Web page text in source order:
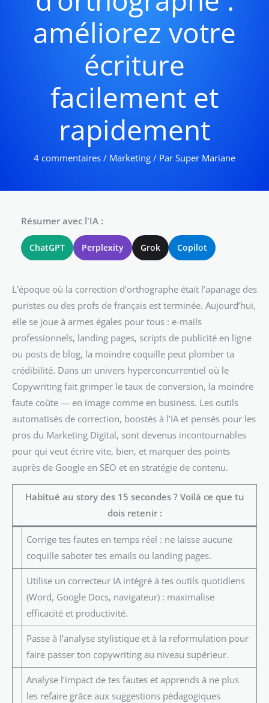
améliorez votre
écriture
facilement et
rapidement
4 commentaires / Marketing / Par Super Mariane
Résumer avec l'IA :
ChatGPT Perplexity Grok Copilot
L’époque où la correction d’orthographe était l’apanage des
puristes ou des profs de français est terminée. Aujourd’hui,
elle se joue à armes égales pour tous : e-mails
professionnels, landing pages, scripts de publicité en ligne
ou posts de blog, la moindre coquille peut plomber ta
crédibilité. Dans un univers hyperconcurrentiel où le
Copywriting fait grimper le taux de conversion, la moindre
faute coûte — en image comme en business. Les outils
automatisés de correction, boostés à l’IA et pensés pour les
pros du Marketing Digital, sont devenus incontournables
pour qui veut écrire vite, bien, et marquer des points
auprès de Google en SEO et en stratégie de contenu.
Habitué au story des 15 secondes ? Voilà ce que tu
dois retenir :
Corrige tes fautes en temps réel : ne laisse aucune
coquille saboter tes emails ou landing pages.
Utilise un correcteur IA intégré à tes outils quotidiens
(Word, Google Docs, navigateur) : maximalise
efficacité et productivité.
Passe à l’analyse stylistique et à la reformulation pour
faire passer ton copywriting au niveau supérieur.
Analyse l’impact de tes fautes et apprends à ne plus
les refaire grâce aux suggestions pédagogiques